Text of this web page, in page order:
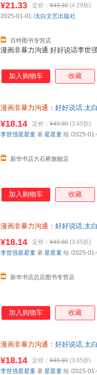
漫画非暴力沟通:好好说话李世
¥21.33 定价： ¥49.80 (4.29折)
百特图书专营店
2025-01-01 /太白文艺出版社
加入购物车 收藏
漫画非暴力沟通 ：好好说话,太
13284178503
¥18.14 定价： ¥49.80 (3.65折)
新华书店大石桥旗舰店
李世强星星童 著 星星童 绘 /2025-
加入购物车 收藏
漫画非暴力沟通 ：好好说话,太
13284178503
¥18.14 定价： ¥49.80 (3.65折)
新华书店总店图书专营店
李世强星星童 著 星星童 绘 /2025-
加入购物车 收藏
漫画非暴力沟通 ：好好说话,太
13284178503
¥18.14 定价： ¥49.80 (3.65折)
李世强星星童 著 星星童 绘 /2025-